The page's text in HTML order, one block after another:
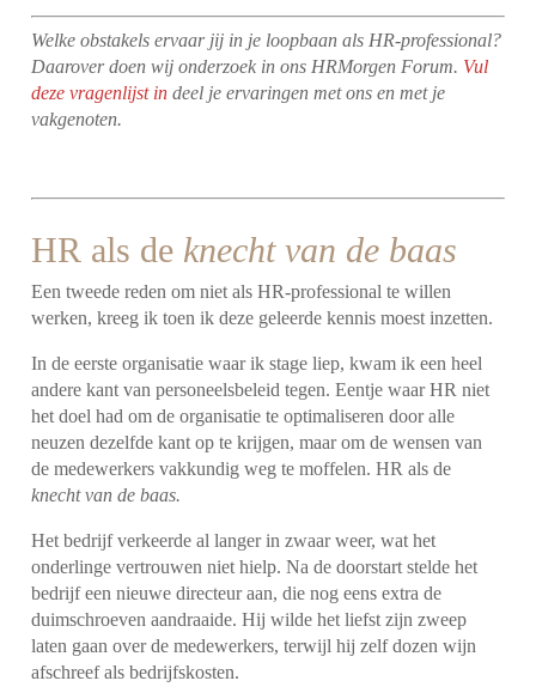
Welke obstakels ervaar jij in je loopbaan als HR-professional?
Daarover doen wij onderzoek in ons HRMorgen Forum. Vul
deze vragenlijst in deel je ervaringen met ons en met je
vakgenoten.
HR als de knecht van de baas
Een tweede reden om niet als HR-professional te willen
werken, kreeg ik toen ik deze geleerde kennis moest inzetten.
In de eerste organisatie waar ik stage liep, kwam ik een heel
andere kant van personeelsbeleid tegen. Eentje waar HR niet
het doel had om de organisatie te optimaliseren door alle
neuzen dezelfde kant op te krijgen, maar om de wensen van
de medewerkers vakkundig weg te moffelen. HR als de
knecht van de baas.
Het bedrijf verkeerde al langer in zwaar weer, wat het
onderlinge vertrouwen niet hielp. Na de doorstart stelde het
bedrijf een nieuwe directeur aan, die nog eens extra de
duimschroeven aandraaide. Hij wilde het liefst zijn zweep
laten gaan over de medewerkers, terwijl hij zelf dozen wijn
afschreef als bedrijfskosten.